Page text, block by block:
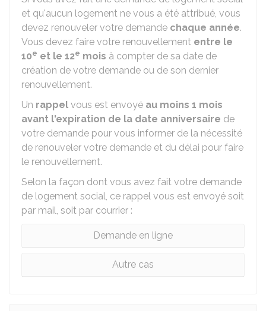
et qu'aucun logement ne vous a été attribué, vous
devez renouveler votre demande chaque année.
Vous devez faire votre renouvellement entre le
10e et le 12e mois à compter de sa date de
création de votre demande ou de son dernier
renouvellement.
Un rappel vous est envoyé au moins 1 mois
avant l'expiration de la date anniversaire de
votre demande pour vous informer de la nécessité
de renouveler votre demande et du délai pour faire
le renouvellement.
Selon la façon dont vous avez fait votre demande
de logement social, ce rappel vous est envoyé soit
par mail, soit par courrier :
Demande en ligne
Autre cas